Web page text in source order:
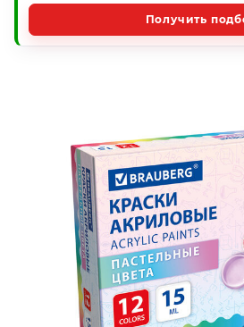
Получить